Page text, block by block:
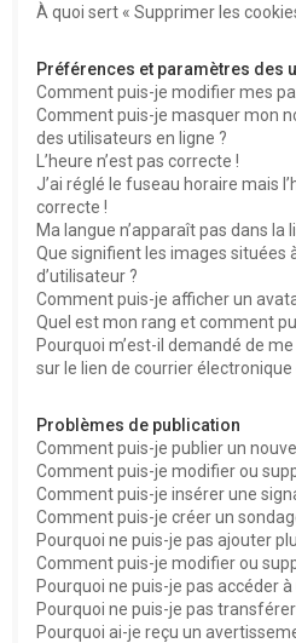
À quoi sert « Supprimer les
Préférences et paramètres des
Comment puis-je modifier mes
Comment puis-je masquer mon
des utilisateurs en ligne ?
L’heure n’est pas correcte !
J’ai réglé le fuseau horaire mais
correcte !
Ma langue n’apparaît pas dans la
Que signifient les images situées
d’utilisateur ?
Comment puis-je afficher un
Quel est mon rang et comment
Pourquoi m’est-il demandé de
sur le lien de courrier électronique
Problèmes de publication
Comment puis-je publier un
Comment puis-je modifier ou
Comment puis-je insérer une
Comment puis-je créer un
Pourquoi ne puis-je pas ajouter
Comment puis-je modifier ou
Pourquoi ne puis-je pas accéder
Pourquoi ne puis-je pas
Pourquoi ai-je reçu un